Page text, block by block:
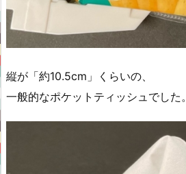
縦が「約10.5cm」くらいの、
一般的なポケットティッシュでした。